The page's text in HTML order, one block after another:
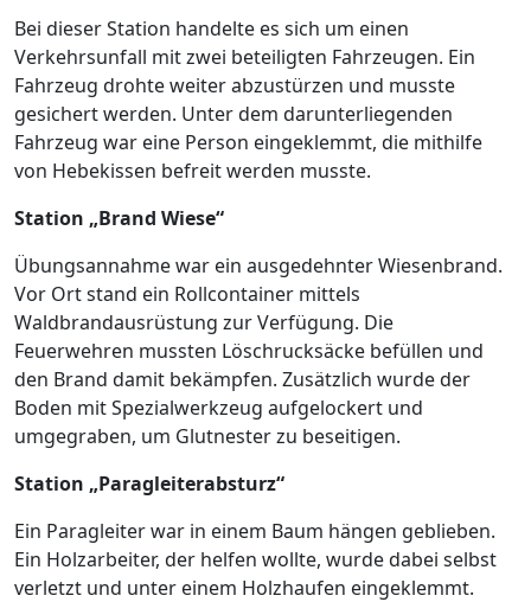
Bei dieser Station handelte es sich um einen
Verkehrsunfall mit zwei beteiligten Fahrzeugen. Ein
Fahrzeug drohte weiter abzustürzen und musste
gesichert werden. Unter dem darunterliegenden
Fahrzeug war eine Person eingeklemmt, die mithilfe
von Hebekissen befreit werden musste.
Station „Brand Wiese“
Übungsannahme war ein ausgedehnter Wiesenbrand.
Vor Ort stand ein Rollcontainer mittels
Waldbrandausrüstung zur Verfügung. Die
Feuerwehren mussten Löschrucksäcke befüllen und
den Brand damit bekämpfen. Zusätzlich wurde der
Boden mit Spezialwerkzeug aufgelockert und
umgegraben, um Glutnester zu beseitigen.
Station „Paragleiterabsturz“
Ein Paragleiter war in einem Baum hängen geblieben.
Ein Holzarbeiter, der helfen wollte, wurde dabei selbst
verletzt und unter einem Holzhaufen eingeklemmt.